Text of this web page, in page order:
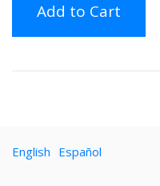
Add to Cart
English Español